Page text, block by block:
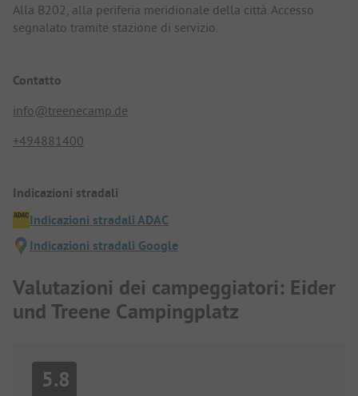
Alla B202, alla periferia meridionale della città. Accesso
segnalato tramite stazione di servizio.
Contatto
info@treenecamp.de
+494881400
Indicazioni stradali
Indicazioni stradali ADAC
Indicazioni stradali Google
Valutazioni dei campeggiatori: Eider
und Treene Campingplatz
5.8